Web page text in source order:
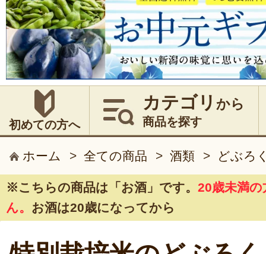
初めての方へ
カテゴリ から
商品を探す
ホーム > 全ての商品 > 酒類 > どぶろ
※こちらの商品は 「お酒」 です。 20歳未満
ん。 お酒は20歳になってから